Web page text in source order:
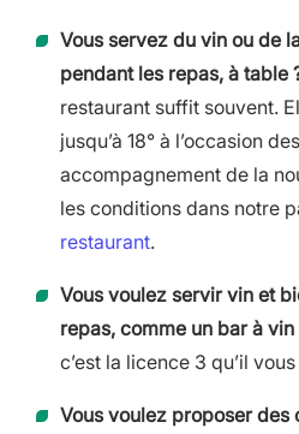
Vous servez du vin ou de
pendant les repas, à table
restaurant suffit souvent.
jusqu’à 18° à l’occasion
accompagnement de la
les conditions dans notre
restaurant.
Vous voulez servir vin et
repas, comme un bar à
c’est la licence 3 qu’il
Vous voulez proposer